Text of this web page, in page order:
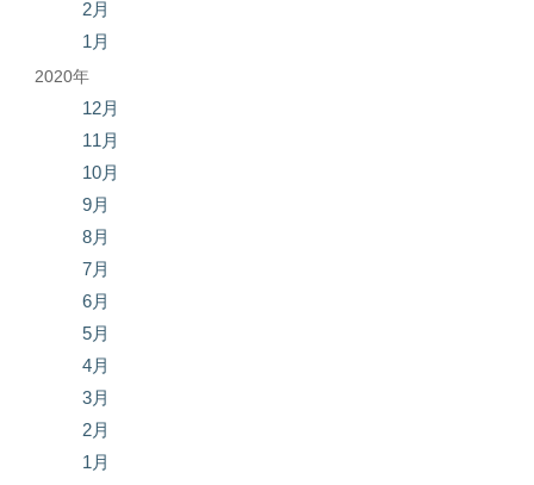
2月
1月
2020年
12月
11月
10月
9月
8月
7月
6月
5月
4月
3月
2月
1月